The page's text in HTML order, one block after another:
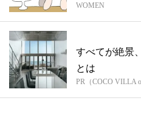
さん...
WOMEN
すべてが絶景
とは
PR（COCO VILLA